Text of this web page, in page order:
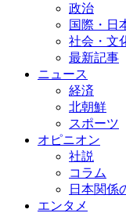
政治
国際・日
社会・文
最新記事
ニュース
経済
北朝鮮
スポーツ
オピニオン
社説
コラム
日本関係
エンタメ